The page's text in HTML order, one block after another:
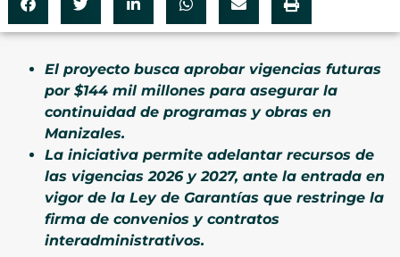
El proyecto busca aprobar vigencias futuras
por $144 mil millones para asegurar la
continuidad de programas y obras en
Manizales.
La iniciativa permite adelantar recursos de
las vigencias 2026 y 2027, ante la entrada en
vigor de la Ley de Garantías que restringe la
firma de convenios y contratos
interadministrativos.